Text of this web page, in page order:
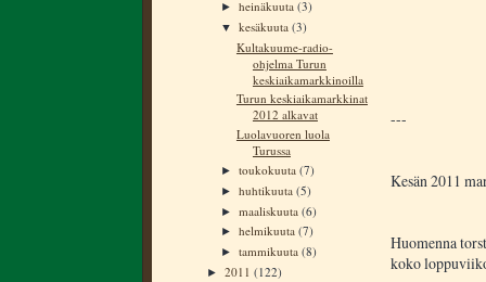
►heinäkuuta(3)
▼kesäkuuta(3)
Kultakuume-radio-
ohjelma Turun
keskiaikamarkkinoilla
Turun keskiaikamarkkinat
2012 alkavat
Luolavuoren luola
Turussa
►toukokuuta(7)
►huhtikuuta(5)
►maaliskuuta(6)
►helmikuuta(7)
►tammikuuta(8)
► 2011 (122)
---
Kesän 2011
Huomenna
koko